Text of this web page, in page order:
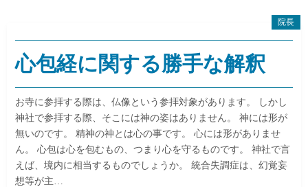
心包経に関する勝手な解釈
お寺に参拝する際は、仏像という参拝対象があります。 しかし
神社で参拝する際、そこには神の姿はありません。 神には形が
無いのです。 精神の神とは心の事です。 心には形がありませ
ん。 心包は心を包むもの、つまり心を守るものです。 神社で言
えば、境内に相当するものでしょうか。 統合失調症は、幻覚妄
想等が主…
院長